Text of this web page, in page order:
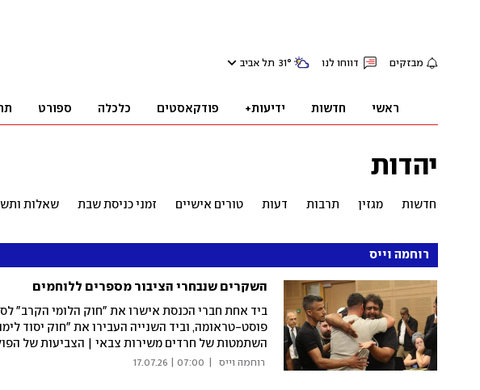
מבזקים דווחו לנו 31° תל אביב
ראשי חדשות ידיעות+ פודקאסטים כלכלה ספורט
יהדות
חדשות מגזין תרבות דעות טורים אישיים זמני כניסת שבת שאלות
רוחמה וייס
השקרים שנבחרי הציבור מספרים ללוחמים
ביד אחת חברי הכנסת אישרו את "חוק הלומי הקרב"
פוסט-טראומה, וביד השנייה העבירו את "חוק יסוד
השתמטות של חרדים משירות צבאי | הצביעות של
שנידו את רבי אליעזר ואז אמרו שלא היה להם "פנאי"
רוחמה וייס 07:00 | 17.07.26